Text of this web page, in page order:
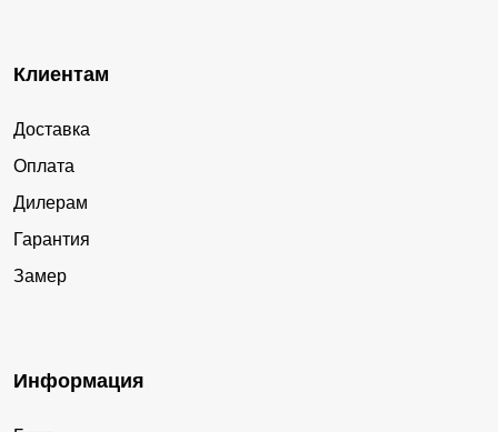
Клиентам
Доставка
Оплата
Дилерам
Гарантия
Замер
Информация